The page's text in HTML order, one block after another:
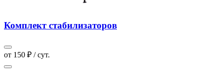
Комплект стабилизаторов
от 150 ₽ / сут.